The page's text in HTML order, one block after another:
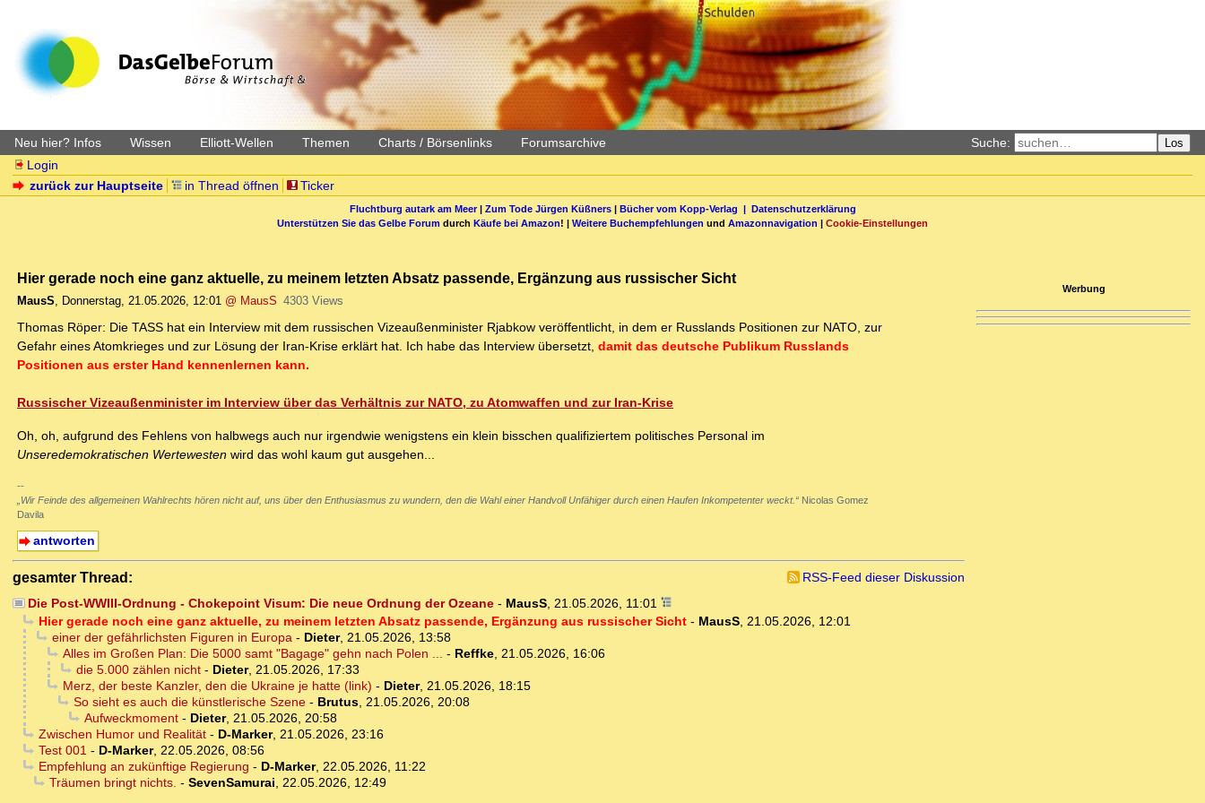
Neu hier? Infos Wissen Elliott-Wellen Themen Charts / Börsenlinks Forumsarchive Suche: Los
Login
zurück zur Hauptseite
in Thread öffnen Ticker
Fluchtburg autark am Meer| Zum Tode Jürgen Küßners| Bücher vom Kopp-Verlag | Datenschutzerklärung
Unterstützen Sie das Gelbe Forum durch Käufe bei Amazon! | Weitere Buchempfehlungen und Amazonnavigation | Cookie-Einstellungen
Hier gerade noch eine ganz aktuelle, zu meinem letzten Absatz passende, Ergänzung aus russischer Sicht
MausS, Donnerstag, 21.05.2026, 12:01 @ MausS 4303 Views
Thomas Röper: Die TASS hat ein Interview mit dem russischen Vizeaußenminister Rjabkow veröffentlicht, in dem er Russlands Positionen zur NATO, zur
Gefahr eines Atomkrieges und zur Lösung der Iran-Krise erklärt hat. Ich habe das Interview übersetzt, damit das deutsche Publikum Russlands
Positionen aus erster Hand kennenlernen kann.
Russischer Vizeaußenminister im Interview über das Verhältnis zur NATO, zu Atomwaffen und zur Iran-Krise
Oh, oh, aufgrund des Fehlens von halbwegs auch nur irgendwie wenigstens ein klein bisschen qualifiziertem politisches Personal im
Unseredemokratischen Wertewesten wird das wohl kaum gut ausgehen...
--
„Wir Feinde des allgemeinen Wahlrechts hören nicht auf, uns über den Enthusiasmus zu wundern, den die Wahl einer Handvoll Unfähiger durch einen Haufen Inkompetenter weckt.“ Nicolas Gomez
Davila
antworten
gesamter Thread:
RSS-Feed dieser Diskussion
Die Post-WWIII-Ordnung - Chokepoint Visum: Die neue Ordnung der Ozeane- MausS, 21.05.2026, 11:01
Hier gerade noch eine ganz aktuelle, zu meinem letzten Absatz passende, Ergänzung aus russischer Sicht- MausS, 21.05.2026, 12:01
einer der gefährlichsten Figuren in Europa- Dieter, 21.05.2026, 13:58
Alles im Großen Plan: Die 5000 samt "Bagage" gehn nach Polen ... - Reffke, 21.05.2026, 16:06
die 5.000 zählen nicht- Dieter, 21.05.2026, 17:33
Merz, der beste Kanzler, den die Ukraine je hatte (link) - Dieter, 21.05.2026, 18:15
So sieht es auch die künstlerische Szene- Brutus, 21.05.2026, 20:08
Aufweckmoment- Dieter, 21.05.2026, 20:58
Zwischen Humor und Realität- D-Marker, 21.05.2026, 23:16
Test 001- D-Marker, 22.05.2026, 08:56
Empfehlung an zukünftige Regierung - D-Marker, 22.05.2026, 11:22
Träumen bringt nichts. - SevenSamurai, 22.05.2026, 12:49
Werbung